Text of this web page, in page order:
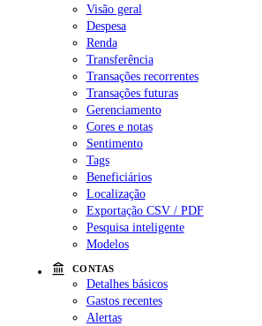
Visão geral
Despesa
Renda
Transferência
Transações recorrentes
Transações futuras
Gerenciamento
Cores e notas
Sentimento
Tags
Beneficiários
Localização
Exportação CSV / PDF
Pesquisa inteligente
Modelos
CONTAS
Detalhes básicos
Gastos recentes
Alertas